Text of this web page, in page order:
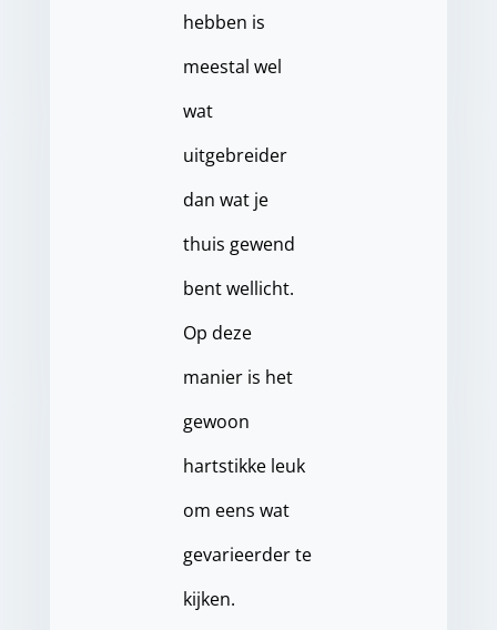
hebben is
meestal wel
wat
uitgebreider
dan wat je
thuis gewend
bent wellicht.
Op deze
manier is het
gewoon
hartstikke leuk
om eens wat
gevarieerder te
kijken.